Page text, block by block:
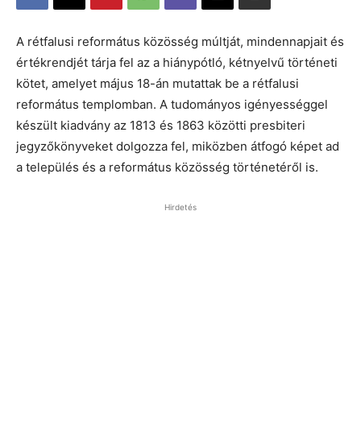
A rétfalusi református közösség múltját, mindennapjait és
értékrendjét tárja fel az a hiánypótló, kétnyelvű történeti
kötet, amelyet május 18-án mutattak be a rétfalusi
református templomban. A tudományos igényességgel
készült kiadvány az 1813 és 1863 közötti presbiteri
jegyzőkönyveket dolgozza fel, miközben átfogó képet ad
a település és a református közösség történetéről is.
Hirdetés